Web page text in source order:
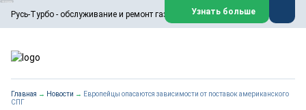
Русь-Турбо - обслуживание и ремонт газовых паровых турбин
ООО «Русь-Турбо» занимается сервисом газовых и паровых
турбин, комплексным ремонтом, восстановлением,
техническим обслуживанием оборудования ТЭС,
работают на нефтегазовых, нефтехимических,
металлургических и других предприятиях.
Реклама. ООО «Русь-Турбо», ИНН 7802588950
erid: F7NfYUJCUneVdwPs4znf
Узнать больше
Главная → Новости → Европейцы опасаются зависимости от поставок американского
СПГ